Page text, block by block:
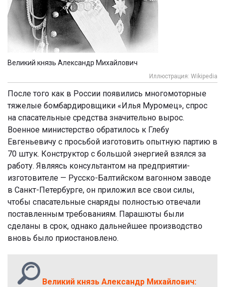
Великий князь Александр Михайлович
Иллюстрация: Wikipedia
После того как в России появились многомоторные
тяжелые бомбардировщики «Илья Муромец», спрос
на спасательные средства значительно вырос.
Военное министерство обратилось к Глебу
Евгеньевичу с просьбой изготовить опытную партию в
70 штук. Конструктор с большой энергией взялся за
работу. Являясь консультантом на предприятии-
изготовителе — Русско-Балтийском вагонном заводе
в Санкт-Петербурге, он приложил все свои силы,
чтобы спасательные снаряды полностью отвечали
поставленным требованиям. Парашюты были
сделаны в срок, однако дальнейшее производство
вновь было приостановлено.
Великий князь Александр Михайлович: